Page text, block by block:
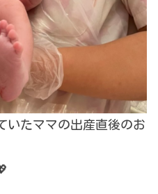
いたママの出産直後のお